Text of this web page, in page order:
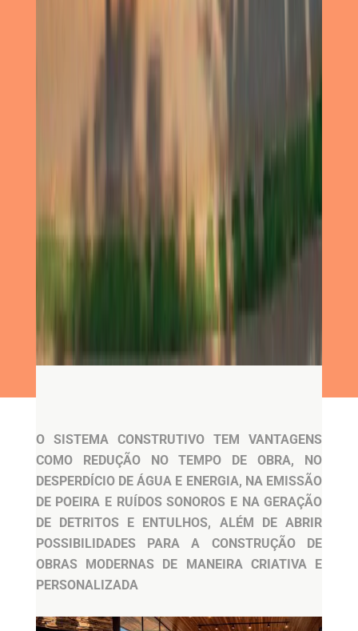
O SISTEMA CONSTRUTIVO TEM VANTAGENS
COMO REDUÇÃO NO TEMPO DE OBRA, NO
DESPERDÍCIO DE ÁGUA E ENERGIA, NA EMISSÃO
DE POEIRA E RUÍDOS SONOROS E NA GERAÇÃO
DE DETRITOS E ENTULHOS, ALÉM DE ABRIR
POSSIBILIDADES PARA A CONSTRUÇÃO DE
OBRAS MODERNAS DE MANEIRA CRIATIVA E
PERSONALIZADA